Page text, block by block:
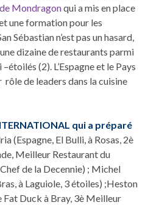
Mondragonqui a mis en place
une formation pour les
Sébastian n’est pas un hasard,
dizaine de restaurants parmi
(2). L’Espagne et le Pays
de leaders dans la cuisine
qui a préparé
(Espagne, El Bulli, à Rosas, 2è
Meilleur Restaurant du
de la Decennie) ; Michel
à Laguiole, 3 étoiles) ;Heston
Duck à Bray, 3è Meilleur